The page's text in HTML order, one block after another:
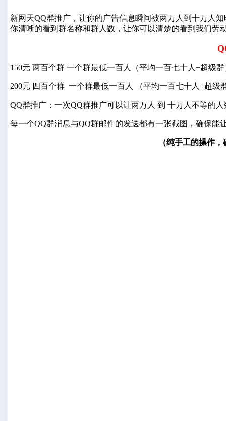
新网天QQ群推广，让你的广告信息瞬间被两万人到十万人
你清晰的看到群名称和群人数，让你可以清楚的看到我们
150元 两百个群 一个群最低一百人（平均一百七十人+超级
200元 四百个群 一个群最低一百人 （平均一百七十人+超级
QQ群推广：一次QQ群推广可以让两万人 到 十万人不等的
每一个QQ群消息与QQ群邮件的发送都有一张截图，确保
（纯手工的操作